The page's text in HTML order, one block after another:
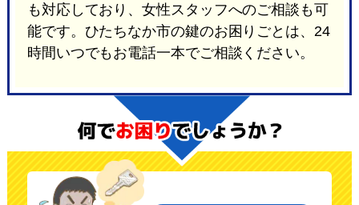
も対応しており、女性スタッフへのご相談も可
能です。ひたちなか市の鍵のお困りごとは、24
時間いつでもお電話一本でご相談ください。